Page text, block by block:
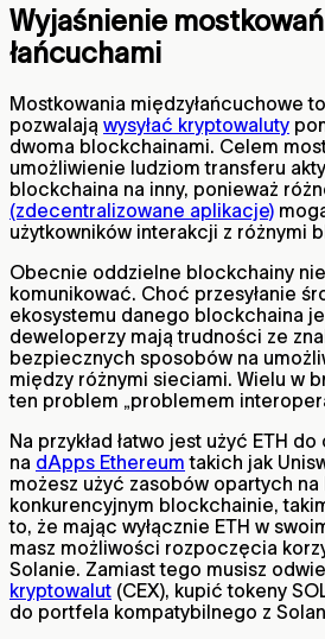
Wyjaśnienie
łańcuchami
Mostkowania międzyłańcuchowe
pozwalają wysyłać kryptowaluty
dwoma blockchainami. Celem
umożliwienie ludziom transferu
blockchaina na inny, ponieważ
(zdecentralizowane aplikacje)
użytkowników interakcji z różnymi
Obecnie oddzielne blockchainy
komunikować. Choć przesyłanie
ekosystemu danego blockchaina
deweloperzy mają trudności ze
bezpiecznych sposobów na
między różnymi sieciami. Wielu w
ten problem „problemem
Na przykład łatwo jest użyć ETH
na dApps Ethereum takich jak
możesz użyć zasobów opartych na
konkurencyjnym blockchainie,
to, że mając wyłącznie ETH w
masz możliwości rozpoczęcia
Solanie. Zamiast tego musisz
kryptowalut (CEX), kupić tokeny
do portfela kompatybilnego z